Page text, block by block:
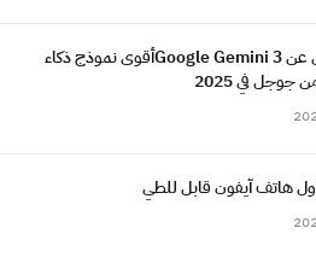
تقرير شامل عن Google Gemini 3أقوى نموذج ذكاء
في 2025
هاتف آيفون قابل للطي